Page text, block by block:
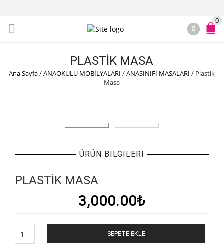
0
PLASTIK MASA
Ana Sayfa/ANAOKULU MOBİLYALARI /ANASINIFI MASALARI / Plastik
Masa
ÜRÜN BILGILERI
PLASTIK MASA
3,000.00₺
Masa
SEPETE EKLE